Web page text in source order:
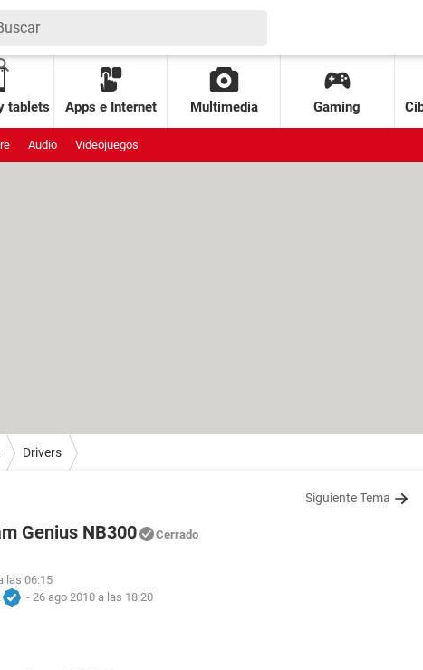
tablets Apps e Internet Multimedia Gaming
Audio Videojuegos
Drivers
Siguiente Tema
Genius NB300 Cerrado
las 06:15
- 26 ago 2010 a las 18:20